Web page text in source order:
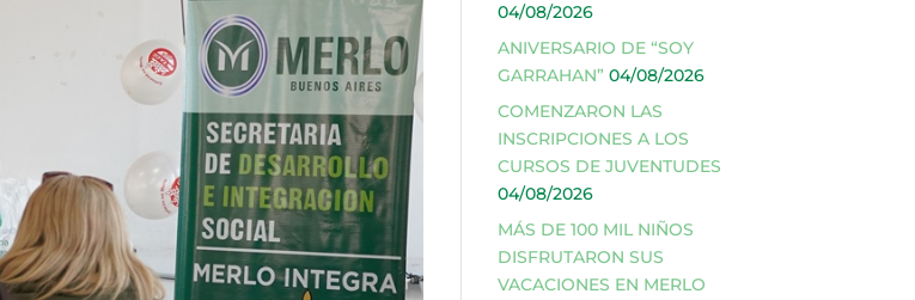
04/08/2026
ANIVERSARIO DE “SOY
GARRAHAN” 04/08/2026
COMENZARON LAS
INSCRIPCIONES A LOS
CURSOS DE JUVENTUDES
04/08/2026
MÁS DE 100 MIL NIÑOS
DISFRUTARON SUS
VACACIONES EN MERLO